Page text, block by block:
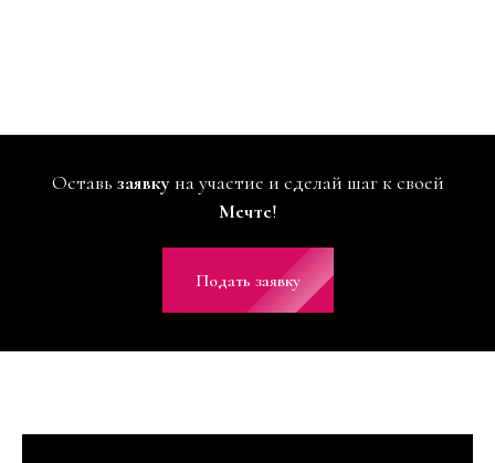
Оставь заявку на участие и сделай шаг к своей
Мечте!
Подать заявку